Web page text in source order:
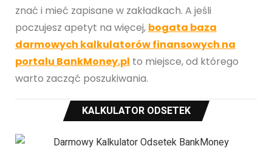
znać i mieć zapisane w zakładkach. A jeśli
poczujesz apetyt na więcej, bogata baza
darmowych kalkulatorów finansowych na
portalu BankMoney.pl to miejsce, od którego
warto zacząć poszukiwania.
KALKULATOR ODSETEK